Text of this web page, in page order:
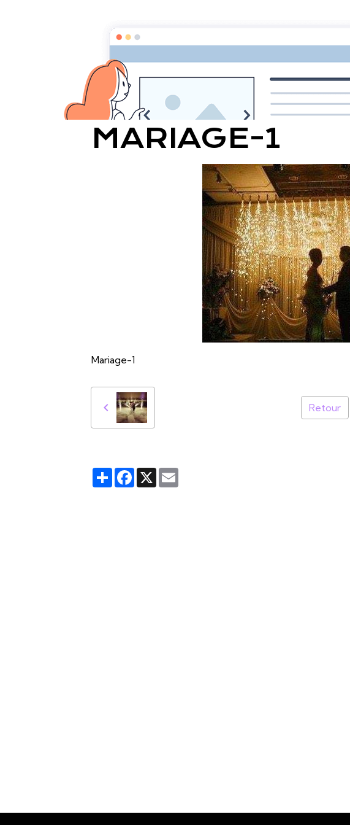
LUMIÈRES
Accueil Album Mariages Mariage-1
MARIAGE-1
Mariage-1
Retour
PartagerFacebook
X